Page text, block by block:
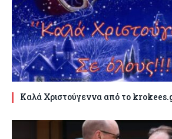
Καλά Χριστούγεννα από το